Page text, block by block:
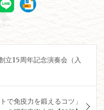
立15周年記念演奏会（入
で免疫力を鍛えるコツ」